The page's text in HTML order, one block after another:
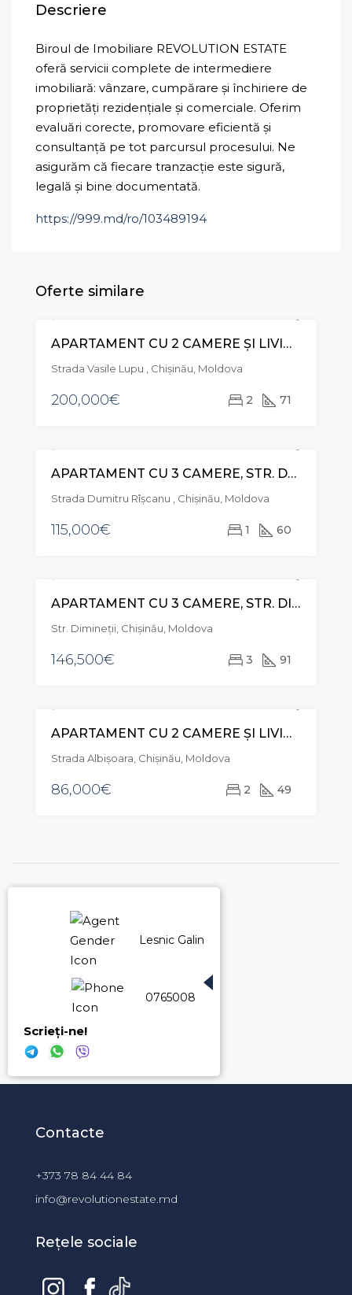
Descriere
Biroul de Imobiliare REVOLUTION ESTATE
oferă servicii complete de intermediere
imobiliară: vânzare, cumpărare și închiriere de
proprietăți rezidențiale și comerciale. Oferim
evaluări corecte, promovare eficientă și
consultanță pe tot parcursul procesului. Ne
asigurăm că fiecare tranzacție este sigură,
legală și bine documentată.
https://999.md/ro/103489194
Oferte similare
VÂNZARE
APARTAMENT CU 2 CAMERE ȘI LIVING, STR. VASILE LUPU, BUIUCANI
Strada Vasile Lupu , Chișinău, Moldova
200,000€ 2 71
VÂNZAREAPARTAMENT CU 3 CAMERE, STR. DUMITRU RÎȘCANU, RÂȘCANI
Strada Dumitru Rîșcanu , Chișinău, Moldova
115,000€ 1 60
VÂNZAREAPARTAMENT CU 3 CAMERE, STR. DIMINEȚII, BOTANICA
Str. Dimineții, Chișinău, Moldova
146,500€ 3 91
VÂNZARE
APARTAMENT CU 2 CAMERE ȘI LIVING, STR. ALBIȘOARA, RÂȘCANI
Strada Albişoara, Chișinău, Moldova
86,000€ 2 49
Lesnic Galina
076500887
Scrieți-ne!
Contacte
+373 78 84 44 84
info@revolutionestate.md
Rețele sociale